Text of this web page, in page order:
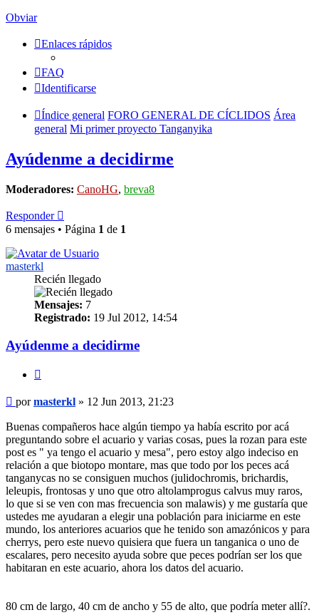
Obviar
Enlaces rápidos
FAQ
Identificarse
Índice general FORO GENERAL DE CÍCLIDOS Área
general Mi primer proyecto Tanganyika
Ayúdenme a decidirme
Moderadores: CanoHG, breva8
Responder
6 mensajes • Página 1 de 1
masterkl
Recién llegado
Mensajes: 7
Registrado: 19 Jul 2012, 14:54
Ayúdenme a decidirme
Mensaje
pormasterkl » 12 Jun 2013, 21:23
Buenas compañeros hace algún tiempo ya había escrito por acá
preguntando sobre el acuario y varias cosas, pues la rozan para este
post es " ya tengo el acuario y mesa", pero estoy algo indeciso en
relación a que biotopo montare, mas que todo por los peces acá
tanganycas no se consiguen muchos (julidochromis, brichardis,
leleupis, frontosas y uno que otro altolamprogus calvus muy raros,
lo que si se ven con mas frecuencia son malawis) y me gustaría que
ustedes me ayudaran a elegir una población para iniciarme en este
mundo, los anteriores acuarios que he tenido son amazónicos y para
cherrys, pero este nuevo quisiera que fuera un tanganica o uno de
escalares, pero necesito ayuda sobre que peces podrían ser los que
habitaran en este acuario, ahora los datos del acuario.
80 cm de largo, 40 cm de ancho y 55 de alto, que podría meter allí?.